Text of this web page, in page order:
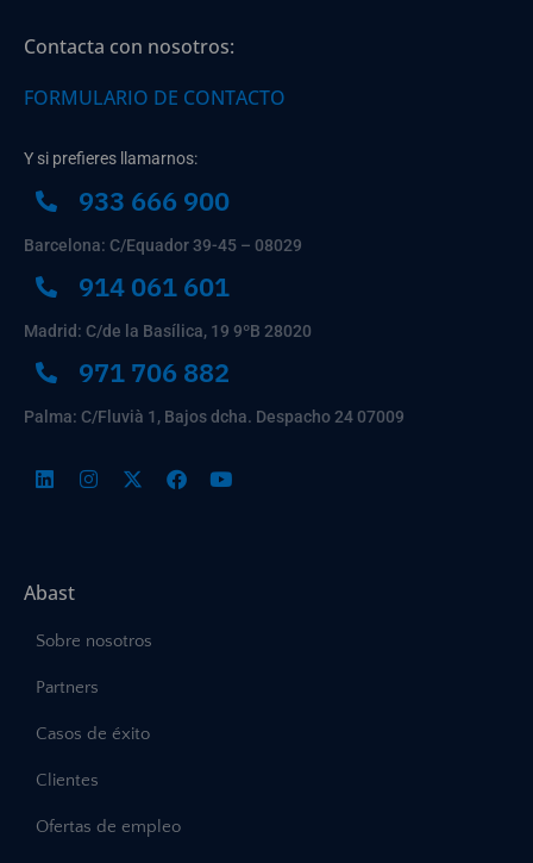
Contacta con nosotros:
FORMULARIO DE CONTACTO
Y si prefieres llamarnos:
933 666 900
Barcelona: C/Equador 39-45 – 08029
914 061 601
Madrid: C/de la Basílica, 19 9ºB 28020
971 706 882
Palma: C/Fluvià 1, Bajos dcha. Despacho 24 07009
Abast
Sobre nosotros
Partners
Casos de éxito
Clientes
Ofertas de empleo